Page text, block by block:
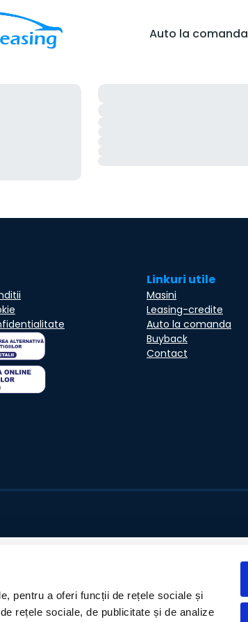
pentru a oferi funcții de rețele sociale și
rețele sociale, de publicitate și de analize
Auto la comanda
Linkuri utile
Masini
Leasing-credite
Auto la comanda
Buyback
Contact